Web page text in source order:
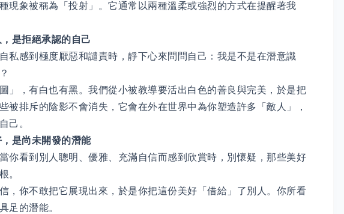
現象被稱為「投射」。它通常以兩種溫柔或強烈的方式在提醒著我
是拒絕承認的自己
私感到極度厭惡和譴責時，靜下心來問問自己：我是不是在潛意識
」，有白也有黑。我們從小被教導要活出白色的善良與完美，於是把
被排斥的陰影不會消失，它會在外在世界中為你塑造許多「敵人」，
己。
是尚未開發的潛能
你看到別人聰明、優雅、充滿自信而感到欣賞時，別懷疑，那些美好
。
，你不敢把它展現出來，於是你把這份美好「借給」了別人。你所看
足的潛能。